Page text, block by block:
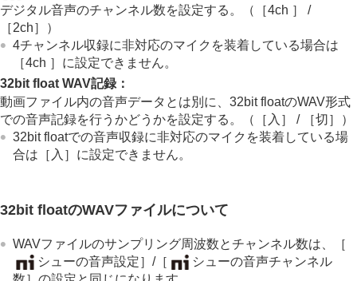
ノイズリダクション
動画の音声を記録する
音声記録
録音レベル
音声出力タイミング
音声ノイズ低減設定
シューのオーディオ設定
動画を撮影しながら静止画を切り出す
TC/UB設定
再生する
スマートフォンでできること
パソコンでできること
デジタル音声のチャンネル数を設定する。（
［4ch ］
/
［2ch］
）
4チャンネル収録に非対応のマイクを装着している場合は
［4ch ］ に設定できません。
32bit float WAV記録 ：
動画ファイル内の音声データとは別に、32bit floatのWAV形式
での音声記録を行うかどうかを設定する。（
［入］ / ［切］
）
32bit floatでの音声収録に非対応のマイクを装着している場
合は ［入］ に設定できません。
32bit floatのWAVファイルについて
WAVファイルのサンプリング周波数とチャンネル数は、
［
シューの音声設定］ /［
シューの音声チャンネル